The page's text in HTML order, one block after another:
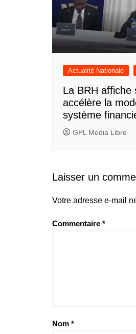
Actualité Nationale
La BRH affiche
accélère la
système
GPL Media Libre
Laisser un
Votre adresse e-mail
Commentaire *
Nom *